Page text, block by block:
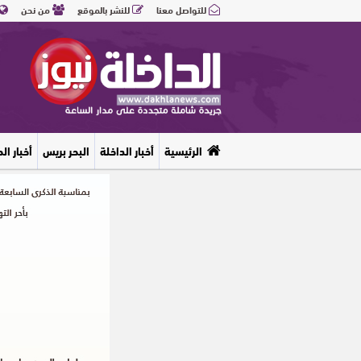
للتواصل معنا للنشر بالموقع من نحن
الرئيسية أخبار الداخلة البحر بريس أخبار